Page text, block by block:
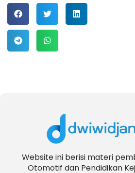
Website ini berisi materi
Otomotif dan Pendidikan